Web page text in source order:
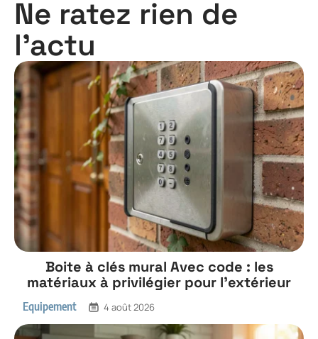
Ne ratez rien de
l'actu
Boite à clés mural Avec code : les
matériaux à privilégier pour l’extérieur
Equipement 4 août 2026